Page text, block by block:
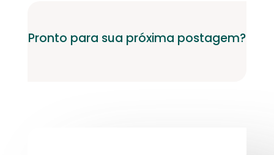
Pronto para sua próxima postagem?